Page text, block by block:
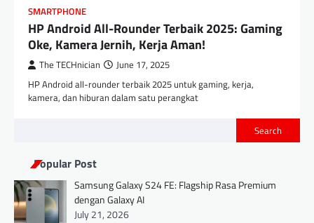
SMARTPHONE
HP Android All-Rounder Terbaik 2025: Gaming
Oke, Kamera Jernih, Kerja Aman!
The TECHnician June 17, 2025
HP Android all-rounder terbaik 2025 untuk gaming, kerja,
kamera, dan hiburan dalam satu perangkat
Search
Popular Post
Samsung Galaxy S24 FE: Flagship Rasa Premium
dengan Galaxy AI
July 21, 2026